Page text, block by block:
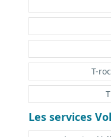
T-
Les services